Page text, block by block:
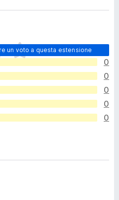
un voto a questa estensione
0
0
0
0
0